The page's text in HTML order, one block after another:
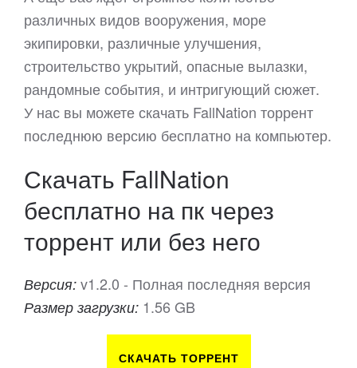
различных видов вооружения, море
экипировки, различные улучшения,
строительство укрытий, опасные вылазки,
рандомные события, и интригующий сюжет.
У нас вы можете скачать FallNation торрент
последнюю версию бесплатно на компьютер.
Скачать FallNation
бесплатно на пк через
торрент или без него
Версия: v1.2.0 - Полная последняя версия
Размер загрузки: 1.56 GB
СКАЧАТЬ ТОРРЕНТ